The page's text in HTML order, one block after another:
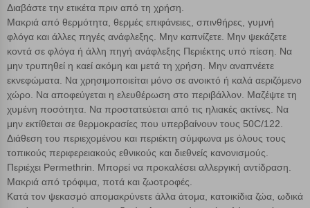
Διαβάστε την ετικέτα πριν από τη χρήση.
Μακριά από θερμότητα, θερμές επιφάνειες, σπινθήρες, γυμνή
φλόγα και άλλες πηγές ανάφλεξης. Μην καπνίζετε. Μην ψεκάζετε
κοντά σε φλόγα ή άλλη πηγή ανάφλεξης Περιέκτης υπό πίεση. Να
μην τρυπηθεί η καεί ακόμη και μετά τη χρήση. Μην αναπνέετε
εκνεφώματα. Να χρησιμοποιείται μόνο σε ανοικτό ή καλά αεριζόμενο
χώρο. Να αποφεύγεται η ελευθέρωση στο περιβάλλον. Μαζέψτε τη
χυμένη ποσότητα. Να προστατεύεται από τις ηλιακές ακτίνες. Να
μην εκτίθεται σε θερμοκρασίες που υπερβαίνουν τους 50C/122.
Διάθεση του περιεχομένου και περιέκτη σύμφωνα με όλους τους
τοπικούς περιφερειακούς εθνικούς και διεθνείς κανονισμούς.
Περιέχει Permethrin. Μπορεί να προκαλέσει αλλεργική αντίδραση.
Μακριά από τρόφιμα, ποτά και ζωοτροφές.
Κατά τον ψεκασμό απομακρύνετε άλλα άτομα, κατοικίδια ζώα, ωδικά
Απόρριψη όλων
Αποδοχή όλων